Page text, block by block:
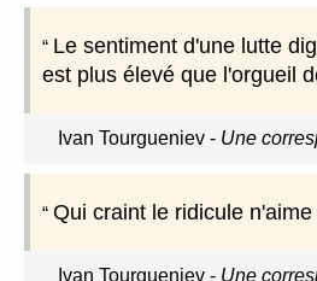
Le sentiment d'une lutte
est plus élevé que l'orgueil
Ivan Tourgueniev- Une
Qui craint le ridicule
Ivan Tourgueniev- Une